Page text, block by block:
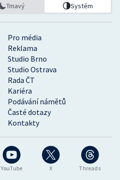
YouTube X Threads
Pro média
Reklama
Studio Brno
Studio Ostrava
Rada ČT
Kariéra
Podávání námětů
Časté dotazy
Kontakty
Tmavý Systém